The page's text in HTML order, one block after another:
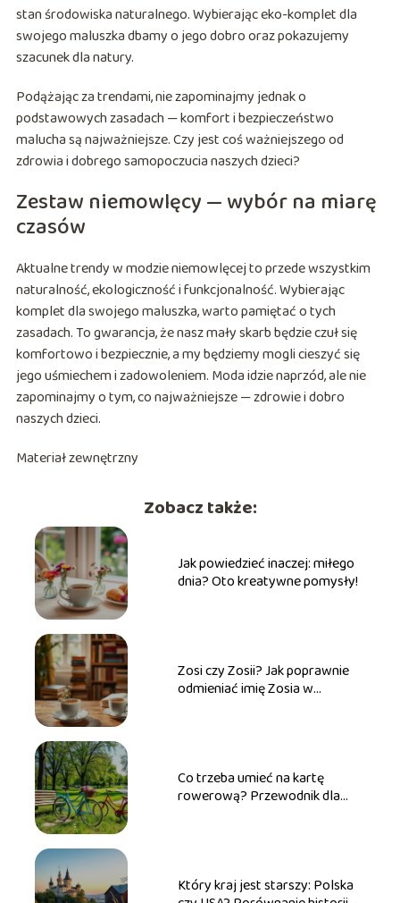
stan środowiska naturalnego. Wybierając eko-komplet dla
swojego maluszka dbamy o jego dobro oraz pokazujemy
szacunek dla natury.
Podążając za trendami, nie zapominajmy jednak o
podstawowych zasadach — komfort i bezpieczeństwo
malucha są najważniejsze. Czy jest coś ważniejszego od
zdrowia i dobrego samopoczucia naszych dzieci?
Zestaw niemowlęcy — wybór na miarę
czasów
Aktualne trendy w modzie niemowlęcej to przede wszystkim
naturalność, ekologiczność i funkcjonalność. Wybierając
komplet dla swojego maluszka, warto pamiętać o tych
zasadach. To gwarancja, że nasz mały skarb będzie czuł się
komfortowo i bezpiecznie, a my będziemy mogli cieszyć się
jego uśmiechem i zadowoleniem. Moda idzie naprzód, ale nie
zapominajmy o tym, co najważniejsze — zdrowie i dobro
naszych dzieci.
Materiał zewnętrzny
Zobacz także:
Jak powiedzieć inaczej: miłego
dnia? Oto kreatywne pomysły!
Zosi czy Zosii? Jak poprawnie
odmieniać imię Zosia w
Co trzeba umieć na kartę
rowerową? Przewodnik dla
Który kraj jest starszy: Polska